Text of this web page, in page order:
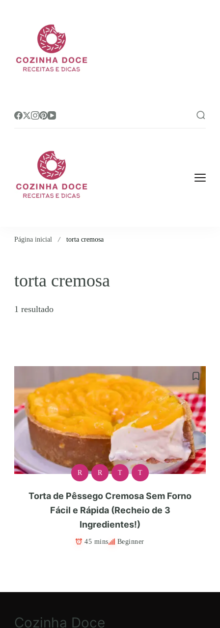
Página inicial torta cremosa
torta cremosa
1 resultado
R R T T
Torta de Pêssego Cremosa Sem Forno
Fácil e Rápida (Recheio de 3
Ingredientes!)
45 mins Beginner
Cozinha Doce